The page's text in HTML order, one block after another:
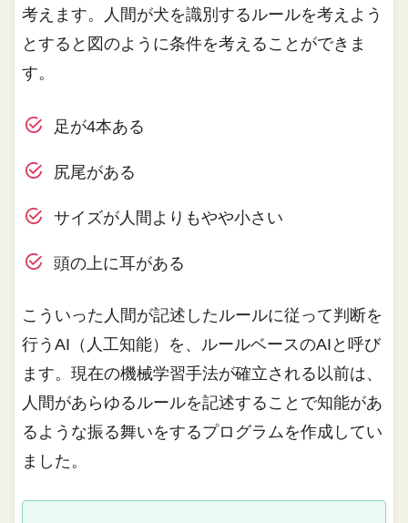
考えます。人間が犬を識別するルールを考えよう
とすると図のように条件を考えることができま
す。
足が4本ある
尻尾がある
サイズが人間よりもやや小さい
頭の上に耳がある
こういった人間が記述したルールに従って判断を
行うAI（人工知能）を、ルールベースのAIと呼び
ます。現在の機械学習手法が確立される以前は、
人間があらゆるルールを記述することで知能があ
るような振る舞いをするプログラムを作成してい
ました。